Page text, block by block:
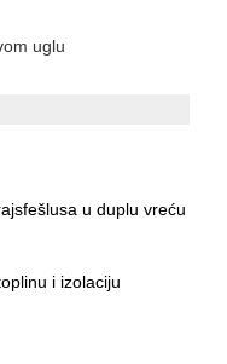
uglu
u duplu vreću
i izolaciju